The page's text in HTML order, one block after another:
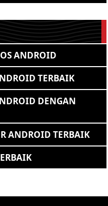
ANDROID
TERBAIK
DENGAN
ANDROID TERBAIK